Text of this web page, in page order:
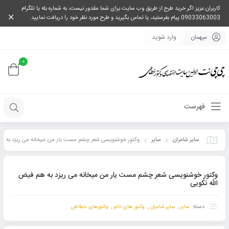
کاربران عزیز اگر خرید طرح از طریق وب سایت برای شما مقدور نیست، به شماره بله یا تلگرام
09033063003 پیام بفرستید، یا تماس بگیرید و طرح مورد نظر خود را دریافت نمایید.
میهمان وارد شوید
0
فهرست
سایر شاعران سایر وکتور خوشنویسی شعر چشم مست یار من میخانه می ریزد به
وکتور خوشنویسی شعر چشم مست یار من میخانه می ریزد به هم فیض
الله نکویی
دسته: سایر, سایر شاعران, وکتور های تاتو, وکتورهای خطاطی